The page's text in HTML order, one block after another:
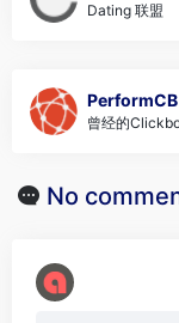
Dating 联盟
PerformCB
曾经的
No